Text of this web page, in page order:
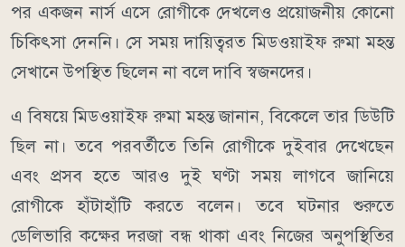
পর একজন নার্স এসে রোগীকে দেখলেও প্রয়োজনীয় কোনো
চিকিৎসা দেননি। সে সময় দায়িত্বরত মিডওয়াইফ রুমা মহন্ত
সেখানে উপস্থিত ছিলেন না বলে দাবি স্বজনদের।
এ বিষয়ে মিডওয়াইফ রুমা মহন্ত জানান, বিকেলে তার ডিউটি
ছিল না। তবে পরবর্তীতে তিনি রোগীকে দুইবার দেখেছেন
এবং প্রসব হতে আরও দুই ঘণ্টা সময় লাগবে জানিয়ে
রোগীকে হাঁটাহাঁটি করতে বলেন। তবে ঘটনার শুরুতে
ডেলিভারি কক্ষের দরজা বন্ধ থাকা এবং নিজের অনুপস্থিতির